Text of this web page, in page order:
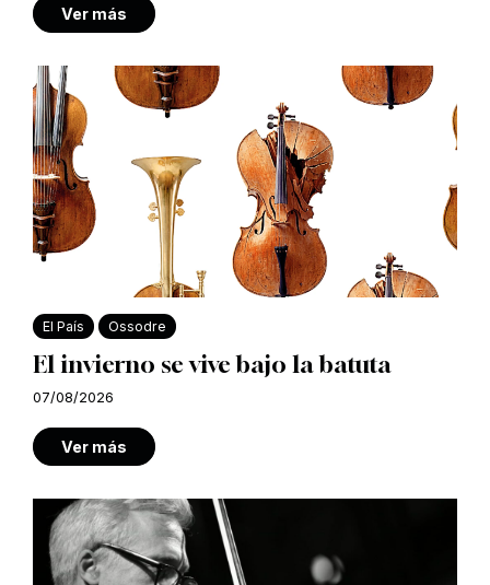
Ver más
El País Ossodre
El invierno se vive bajo la batuta
07/08/2026
Ver más